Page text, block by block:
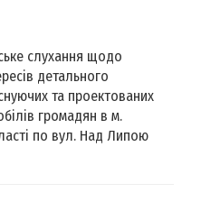
слухання щодо
детального
та проектованих
громадян в м.
по вул. Над Липою